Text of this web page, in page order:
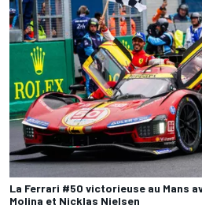
La Ferrari #50 victorieuse au Mans
Molina et Nicklas Nielsen